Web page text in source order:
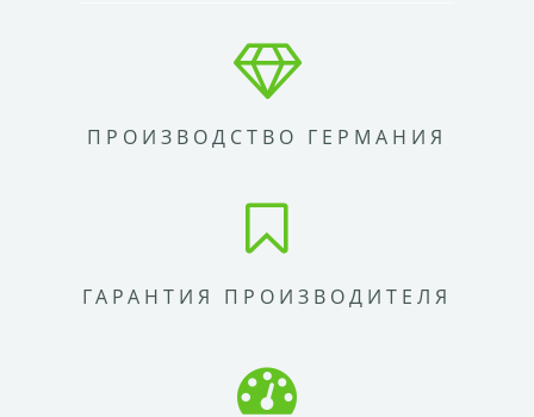
ПРОИЗВОДСТВО ГЕРМАНИЯ
ГАРАНТИЯ ПРОИЗВОДИТЕЛЯ